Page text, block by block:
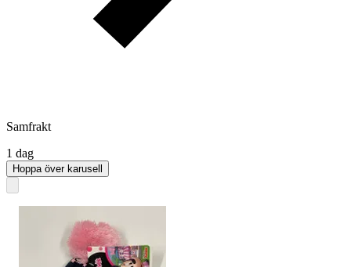
Samfrakt
1 dag
Hoppa över karusell